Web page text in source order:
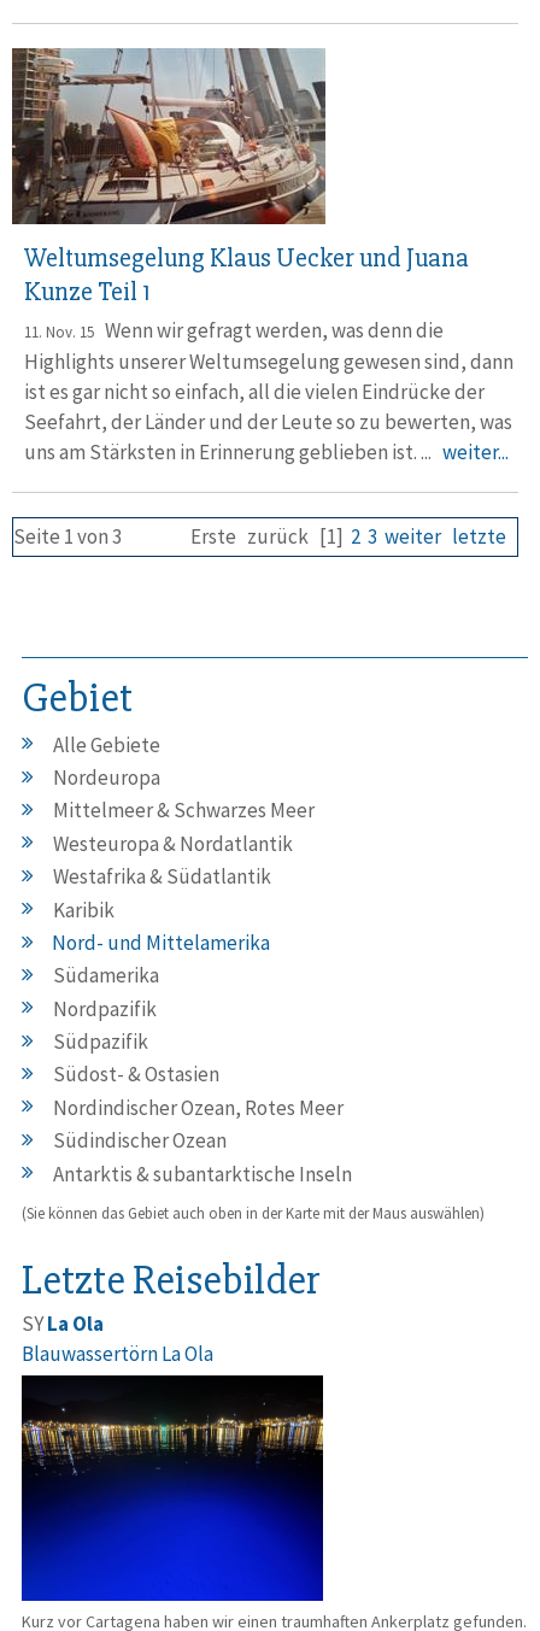
Weltumsegelung Klaus Uecker und Juana
Kunze Teil 1
11. Nov. 15 Wenn wir gefragt werden, was denn die
Highlights unserer Weltumsegelung gewesen sind, dann
ist es gar nicht so einfach, all die vielen Eindrücke der
Seefahrt, der Länder und der Leute so zu bewerten, was
uns am Stärksten in Erinnerung geblieben ist. ... weiter...
Seite 1 von 3 Erste zurück [1] 2 3 weiter letzte
Gebiet
Alle Gebiete
Nordeuropa
Mittelmeer & Schwarzes Meer
Westeuropa & Nordatlantik
Westafrika & Südatlantik
Karibik
Nord- und Mittelamerika
Südamerika
Nordpazifik
Südpazifik
Südost- & Ostasien
Nordindischer Ozean, Rotes Meer
Südindischer Ozean
Antarktis & subantarktische Inseln
(Sie können das Gebiet auch oben in der Karte mit der Maus auswählen)
Letzte Reisebilder
SYLa Ola
Blauwassertörn La Ola
Kurz vor Cartagena haben wir einen traumhaften Ankerplatz gefunden.